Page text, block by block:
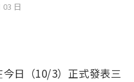
03 日
今日（10/3）正式發表三